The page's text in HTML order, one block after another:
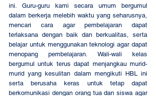
ini. Guru-guru kami secara umum bergumul
dalam berkerja melebih waktu yang seharusnya,
mencari cara agar pembelajaran dapat
terlaksana dengan baik dan berkualitas, serta
belajar untuk menggunakan teknologi agar dapat
menopang pembelajaran. Wali-wali kelas
bergumul untuk terus dapat menjangkau murid-
murid yang kesulitan dalam mengikuti HBL ini
serta berusaha keras untuk tetap dapat
berkomunikasi dengan orang tua dan siswa agar